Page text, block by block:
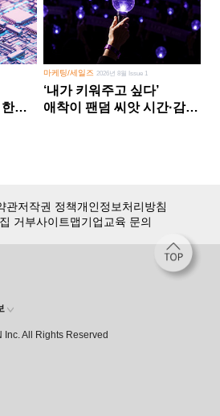
계
마케팅/세일즈 2026년 8월 Issue 1
‘내가 키워주고 싶다’
애착이 팬덤 씨앗 시간·감정
관저작권 정책개인정보처리방침
거부사이트맵기업교육 문의
All Rights Reserved